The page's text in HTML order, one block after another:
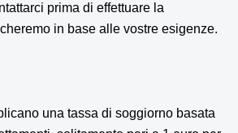
prima di effettuare la
in base alle vostre esigenze.
una tassa di soggiorno basata